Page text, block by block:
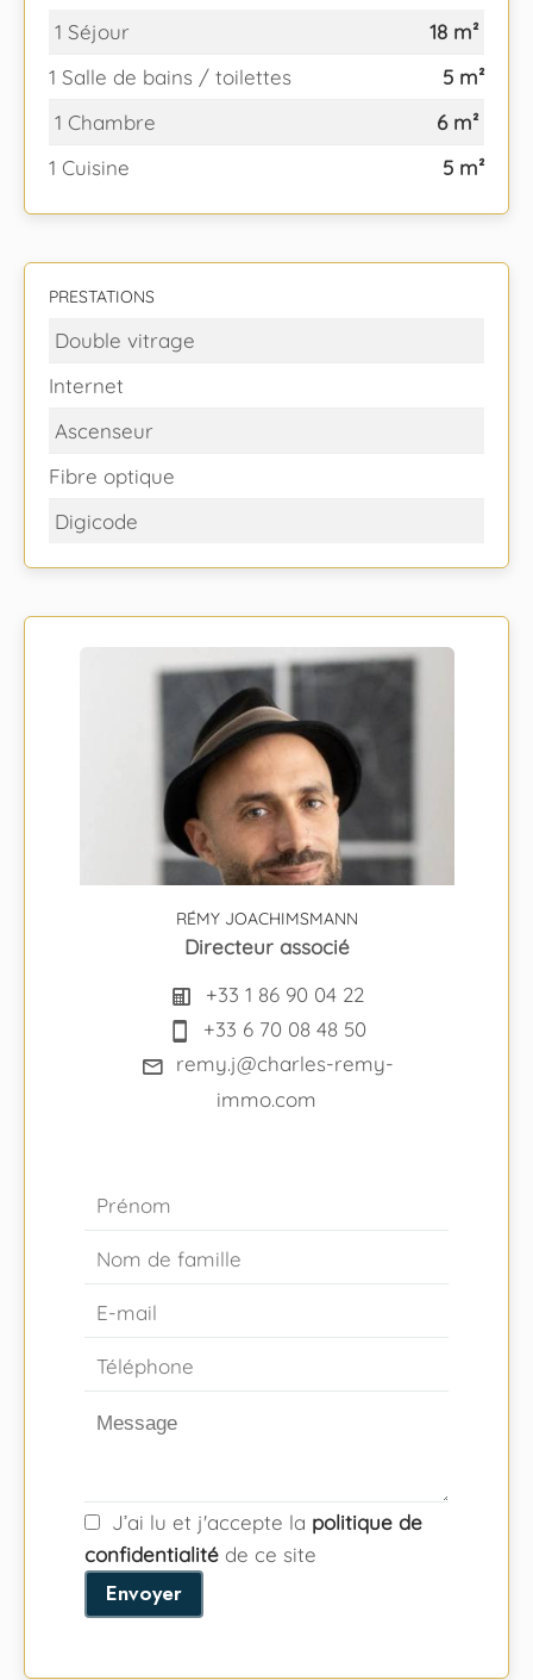
1 Séjour
18 m²
1 Salle de bains / toilettes
5 m²
1 Chambre
6 m²
1 Cuisine
5 m²
PRESTATIONS
Double vitrage
Internet
Ascenseur
Fibre optique
Digicode
RÉMY JOACHIMSMANN
Directeur associé
+33 1 86 90 04 22
+33 6 70 08 48 50
remy.j@charles-remy-
immo.com
J’ai lu et j'accepte la politique de
confidentialité de ce site
Envoyer